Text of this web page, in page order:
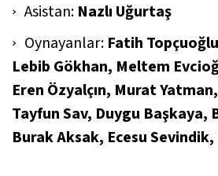
Asistan: Nazlı Uğurtaş
Oynayanlar: Fatih
Lebib Gökhan, Meltem
Eren Özyalçın, Murat
Tayfun Sav, Duygu Başkaya,
Burak Aksak, Ecesu